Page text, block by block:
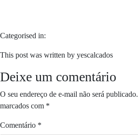
Categorised in:
This post was written by yescalcados
Deixe um comentário
O seu endereço de e-mail não será publicado.
marcados com *
Comentário *